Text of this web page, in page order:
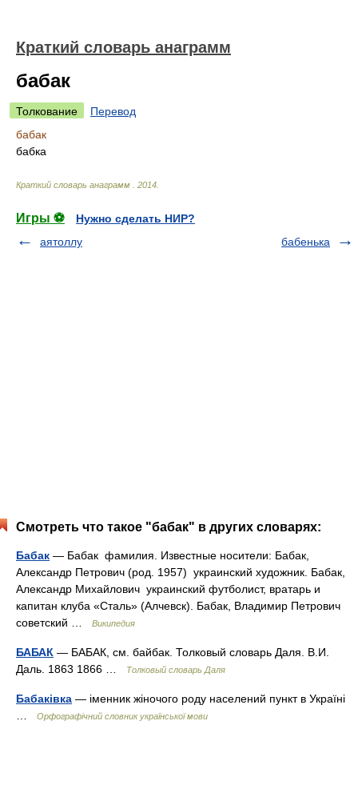
Краткий словарь анаграмм
бабак
Толкование
Перевод
бабак
бабка
Краткий словарь анаграмм 2014
Игры ⚽
Нужно сделать НИР?
аятоллу
бабенька
Смотреть что такое "бабак" в других словарях:
Бабак — Бабак фамилия. Известные носители: Бабак,
Александр Петрович (род. 1957) украинский художник. Бабак,
Александр Михайлович украинский футболист, вратарь и
капитан клуба «Сталь» (Алчевск). Бабак, Владимир Петрович
советский …
Википедия
БАБАК — БАБАК, см. байбак. Толковый словарь Даля. В.И.
Даль. 1863 1866 …
Толковый словарь Даля
Бабаківка — іменник жіночого роду населений пункт в Україні
Орфографічний словник української мови